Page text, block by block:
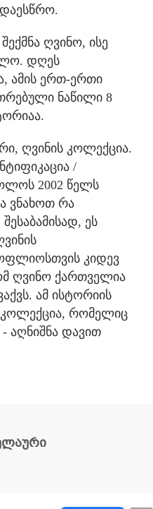
ღვინო, ისე
დღეს
ამის ერთ-ერთი
ნაწილი 8
ღვინის კოლექცია.
/
2002 წელს
ვნახოთ რა
ეს
კიდევ
ღვინო ქართველია
ამ ისტორიის
კოლექცია, რომელიც
აღნიშნა დავით